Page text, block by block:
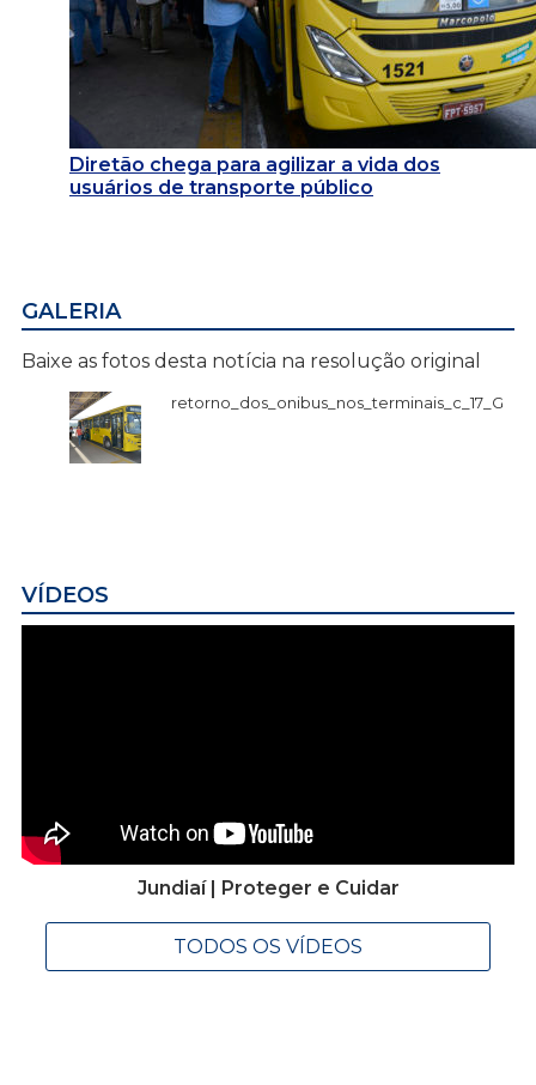
Diretão chega para agilizar a vida dos
usuários de transporte público
GALERIA
Baixe as fotos desta notícia na resolução original
retorno_dos_onibus_nos_terminais_c_17_G
VÍDEOS
Jundiaí | Proteger e Cuidar
TODOS OS VÍDEOS